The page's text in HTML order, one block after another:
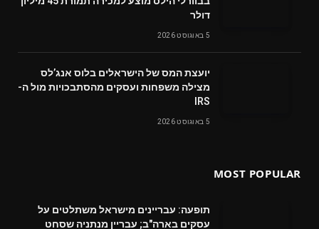
‬דולר
5 באוגוסט 2026
‬מצילה‭ ‬משפחות‭ ‬ועסקים‭ ‬מהסתבכויות‭ ‬מול‭ ‬ה-
IRS
5 באוגוסט 2026
MOST POPULAR
תופעה: עבריינים מישראל משתלטים על
עסקים בארה"ב; עבריין מנתניה שסחט